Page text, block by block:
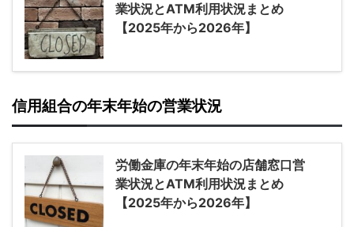
業状況とATM利用状況まとめ
【2025年から2026年】
信用組合の年末年始の営業状況
労働金庫の年末年始の店舗窓口営
業状況とATM利用状況まとめ
【2025年から2026年】